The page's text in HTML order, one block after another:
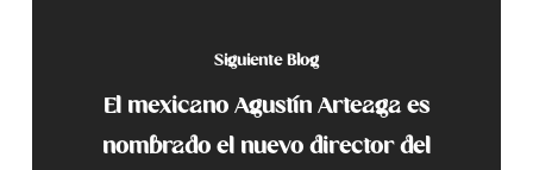
Siguiente Blog
El mexicano Agustín Arteaga es
nombrado el nuevo director del